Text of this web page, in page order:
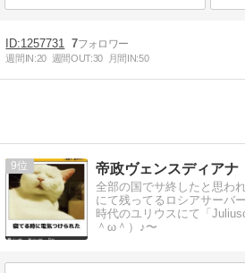
1257731 7
週間IN:20 週間OUT:30 月間IN:50
9 帝政ヴェンスディアナ
全部の国でサ終したと思わ
にて残ってるロシアサーバ
時代のユリウスにて「
＾ω＾）♪〜